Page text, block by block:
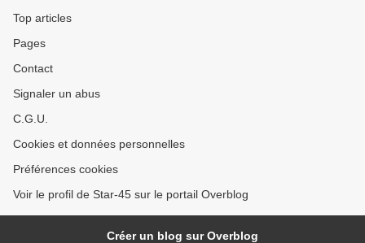
Top articles
Pages
Contact
Signaler un abus
C.G.U.
Cookies et données personnelles
Préférences cookies
Voir le profil de Star-45 sur le portail Overblog
Créer un blog sur Overblog